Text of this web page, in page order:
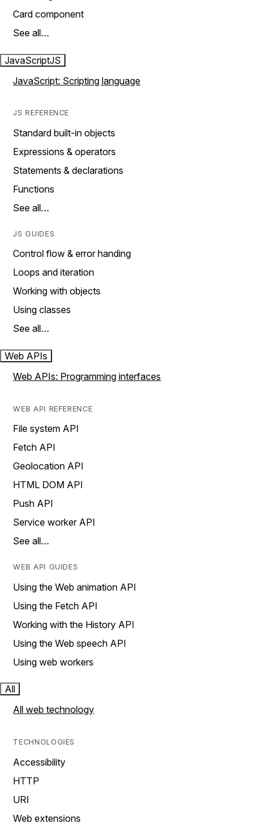
Card component
See all…
JavaScriptJS
JavaScript: Scripting language
JS REFERENCE
Standard built-in objects
Expressions & operators
Statements & declarations
Functions
See all…
JS GUIDES
Control flow & error handing
Loops and iteration
Working with objects
Using classes
See all…
Web APIs
Web APIs: Programming interfaces
WEB API REFERENCE
File system API
Fetch API
Geolocation API
HTML DOM API
Push API
Service worker API
See all…
WEB API GUIDES
Using the Web animation API
Using the Fetch API
Working with the History API
Using the Web speech API
Using web workers
All
All web technology
TECHNOLOGIES
Accessibility
HTTP
URI
Web extensions